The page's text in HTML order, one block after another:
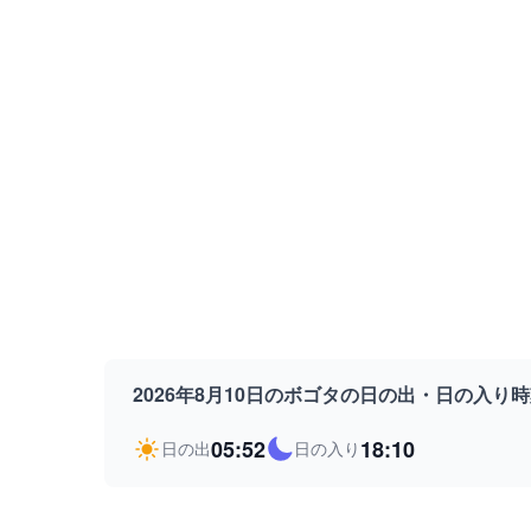
2026年8月10日のボゴタの日の出・日の入り
日の出05:52 日の入り 18:10